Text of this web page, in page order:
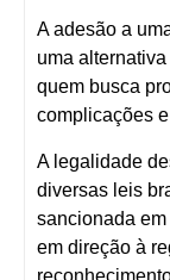
A adesão a
uma
quem busca
complicações
A legalidade
diversas leis
sancionada
em direção à